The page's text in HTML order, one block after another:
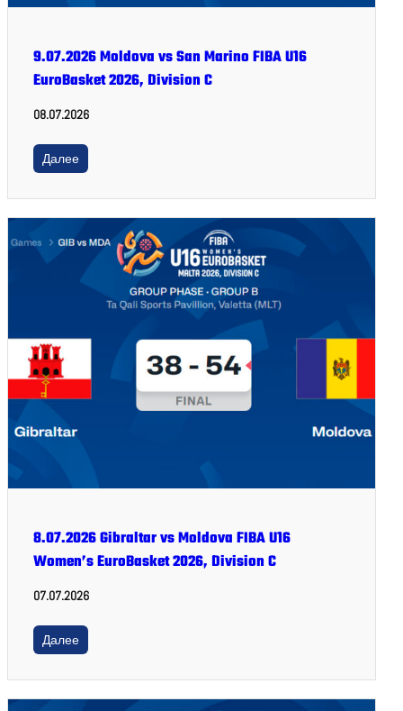
9.07.2026 Moldova vs San Marino FIBA U16
EuroBasket 2026, Division C
08.07.2026
Далее
8.07.2026 Gibraltar vs Moldova FIBA U16
Women’s EuroBasket 2026, Division C
07.07.2026
Далее